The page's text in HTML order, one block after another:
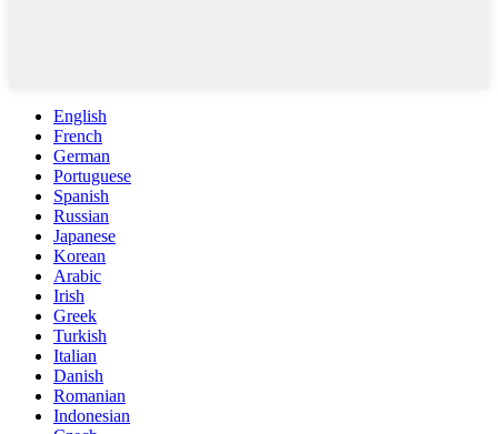
English
French
German
Portuguese
Spanish
Russian
Japanese
Korean
Arabic
Irish
Greek
Turkish
Italian
Danish
Romanian
Indonesian